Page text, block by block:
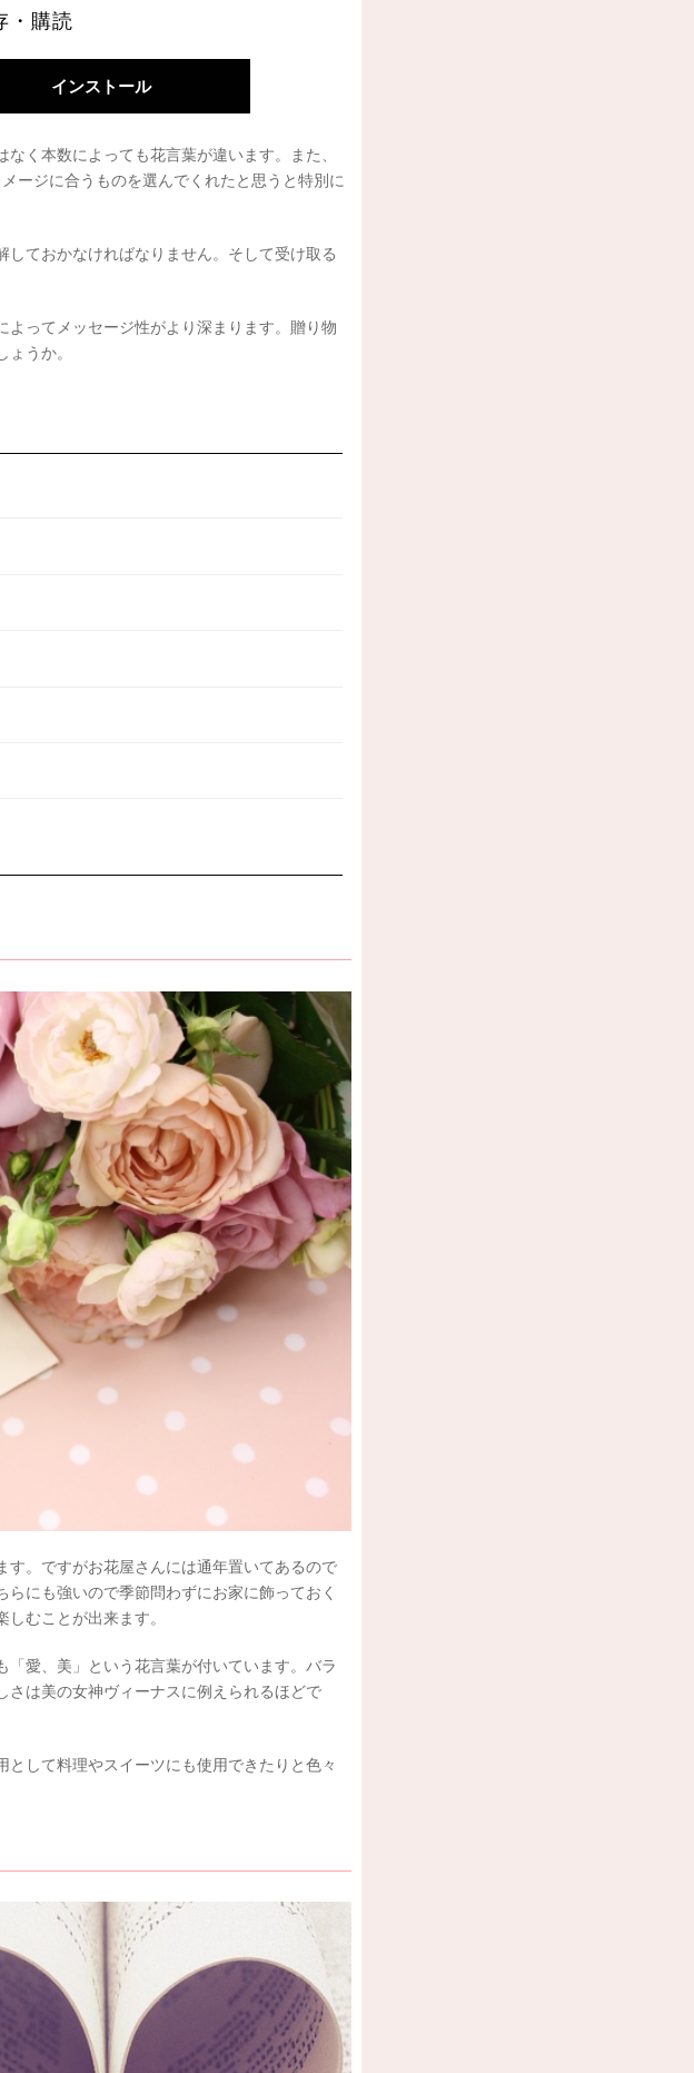
・購読
インストール
く本数によっても花言葉が違います。また、
ージに合うものを選んでくれたと思うと特別に
ておかなければなりません。そして受け取る
ってメッセージ性がより深まります。贈り物
うか。
。ですがお花屋さんには通年置いてあるので
にも強いので季節問わずにお家に飾っておく
むことが出来ます。
愛、美」という花言葉が付いています。バラ
は美の女神ヴィーナスに例えられるほどで
して料理やスイーツにも使用できたりと色々